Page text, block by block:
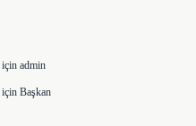
için admin
için Başkan